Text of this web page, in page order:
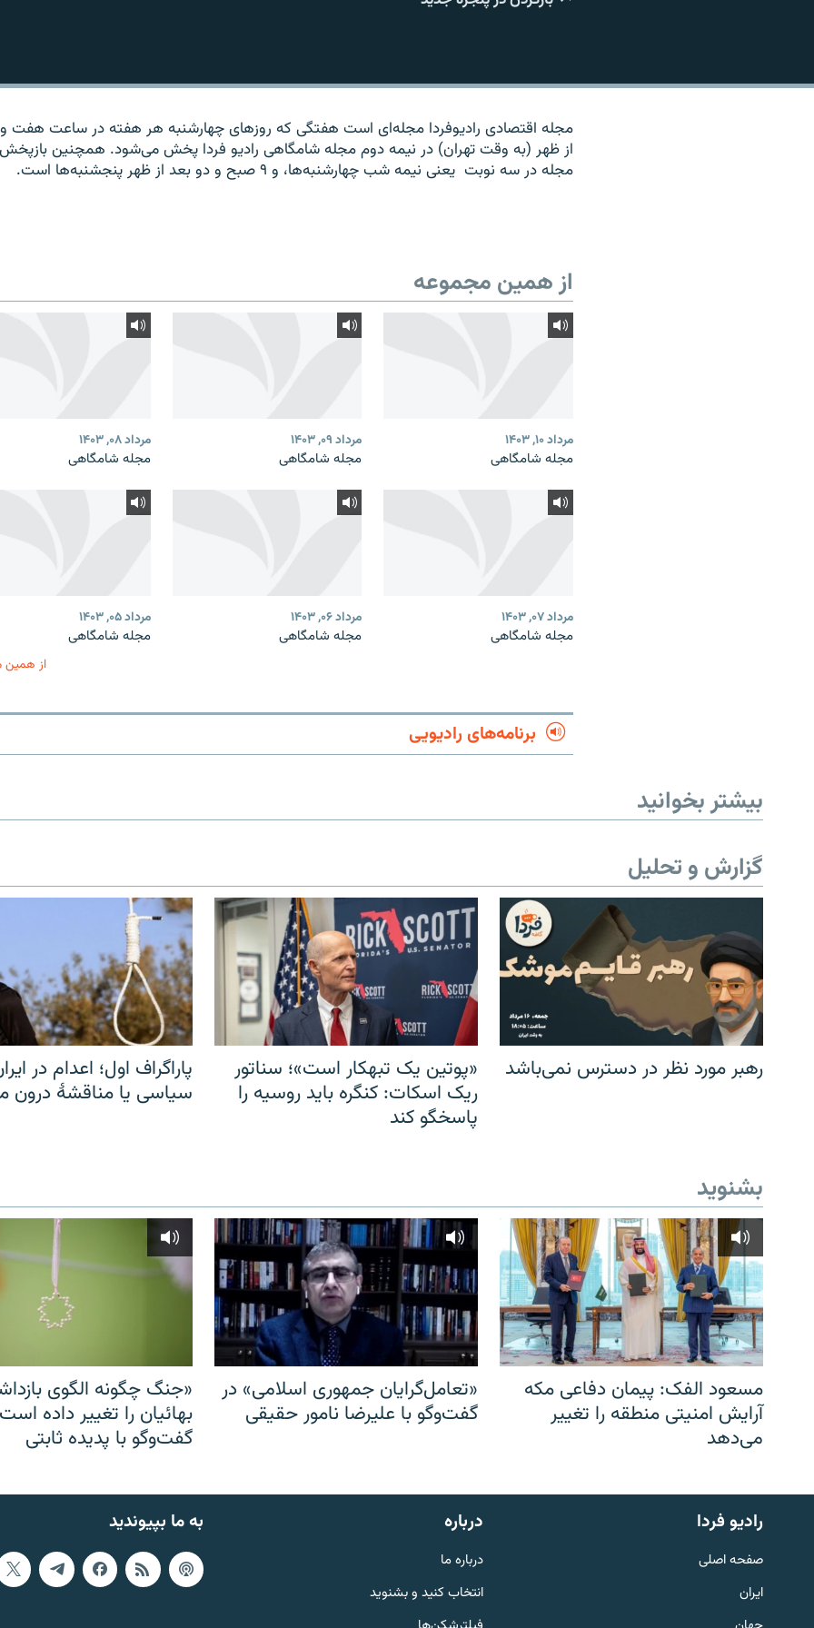
English
به ما بپیوندید
مجله اقتصادی رادیوفردا مجله‌ای است هفتگی که روزهای چهارشنبه هر هفته در ساعت هفت
از ظهر (به وقت تهران) در نیمه دوم مجله شامگاهی رادیو فردا پخش می‌شود. همچنین
مجله در سه نوبت یعنی نیمه شب چهارشنبه‌ها، و ۹ صبح و دو بعد از ظهر پنجشنبه‌ها است.
از همین مجموعه
مرداد ۱۰, ۱۴۰۳
مجله شامگاهی
مرداد ۰۹, ۱۴۰۳
مجله شامگاهی
مرداد ۰۸, ۱۴۰۳
مجله شامگاهی
مرداد ۰۷, ۱۴۰۳
مجله شامگاهی
مرداد ۰۶, ۱۴۰۳
مجله شامگاهی
مرداد ۰۵, ۱۴۰۳
مجله شامگاهی
از همین
برنامه‌های رادیویی
بیشتر بخوانید
گزارش و تحلیل
رهبر مورد نظر در دسترس نمی‌باشد
«پوتین یک تبهکار است»؛ سناتور
ریک اسکات: کنگره باید روسیه را
پاسخگو کند
پاراگراف اول؛ اعدام در
سیاسی یا مناقشهٔ درون
بشنوید
مسعود الفک: پیمان دفاعی مکه
آرایش امنیتی منطقه را تغییر
می‌دهد
«تعامل‌گرایان جمهوری اسلامی» در
گفت‌وگو با علیرضا نامور حقیقی
«جنگ چگونه الگوی
بهائیان را تغییر داده
گفت‌وگو با پدیده ثابتی
به ما بپیوندید رادیو فردا
صفحه اصلی
ایران
درباره
درباره ما
انتخاب کنید و بشنوید